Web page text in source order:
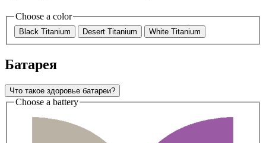
Choose a color
Black Titanium Desert Titanium White Titanium
Батарея
Что такое здоровье батареи?
Choose a battery